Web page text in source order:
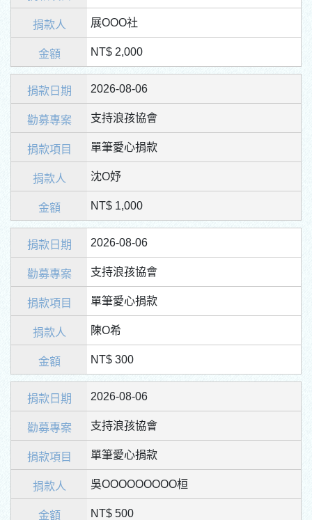
展OOO社
NT$ 2,000
2026-08-06
支持浪孩協會
單筆愛心捐款
沈O妤
NT$ 1,000
2026-08-06
支持浪孩協會
單筆愛心捐款
陳O希
NT$ 300
2026-08-06
支持浪孩協會
單筆愛心捐款
吳OOOOOOOOO桓
NT$ 500